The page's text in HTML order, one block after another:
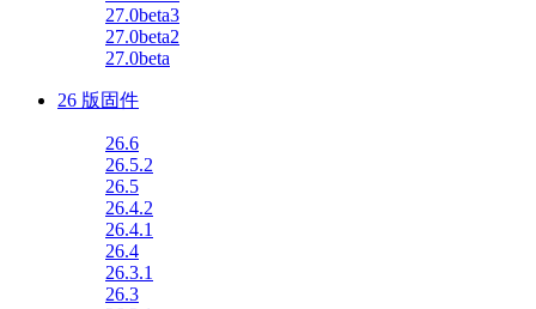
27.0beta3
27.0beta2
27.0beta
26 版固件
26.6
26.5.2
26.5
26.4.2
26.4.1
26.4
26.3.1
26.3